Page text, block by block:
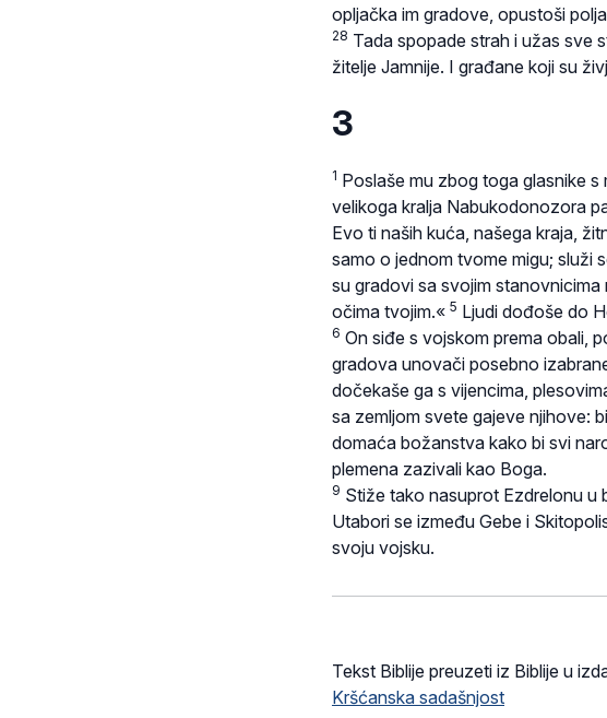
opljačka im gradove, opustoši
28 Tada spopade strah i užas sve
žitelje Jamnije. I građane koji su
3
1 Poslaše mu zbog toga glasnike s
velikoga kralja Nabukodonozora
Evo ti naših kuća, našega kraja,
samo o jednom tvome migu; služi
su gradovi sa svojim
očima tvojim.« 5 Ljudi dođoše do
6 On siđe s vojskom prema obali,
gradova unovači posebno
dočekaše ga s vijencima,
sa zemljom svete gajeve njihove:
domaća božanstva kako bi svi
plemena zazivali kao Boga.
9 Stiže tako nasuprot Ezdrelonu u
Utabori se između Gebe i
svoju vojsku.
Tekst Biblije preuzeti iz Biblije u
Kršćanska sadašnjost